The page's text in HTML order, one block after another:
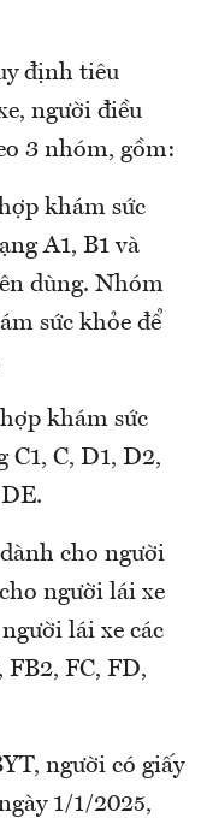
định tiêu
người điều
3 nhóm, gồm:
khám sức
A1, B1 và
dùng. Nhóm
sức khỏe để
khám sức
C1, C, D1, D2,
cho người
người lái xe
lái xe các
FB2, FC, FD,
người có giấy
1/1/2025,